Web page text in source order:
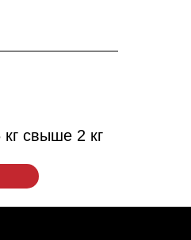
свыше 2 кг